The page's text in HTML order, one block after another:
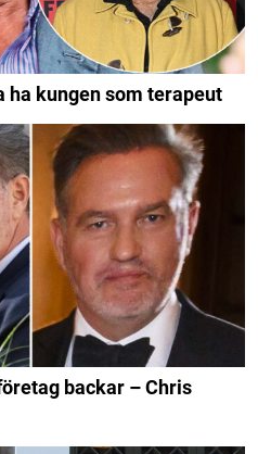
ha kungen som terapeut
backar – Chris